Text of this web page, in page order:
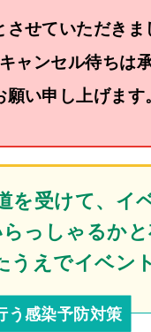
せていただきま
ャンセル待ちは
い申し上げます。
受けて、 イ
っしゃるかと
えでイベン
う感染予防対策